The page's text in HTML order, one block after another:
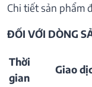
Chi tiết sản phẩm
ĐỐI VỚI DÒNG
Thời
gian
Giao